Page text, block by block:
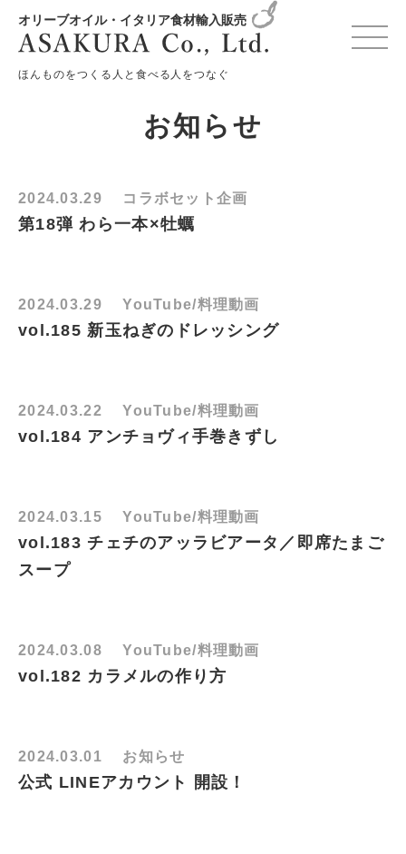
オリーブオイル・イタリア食材輸入販売
ほんものをつくる人と食べる人をつなぐ
HOME お知らせ 月別: 2024年3月
お知らせ
2024.03.29 コラボセット企画
第18弾 わら一本×牡蠣
2024.03.29 YouTube/料理動画
vol.185 新玉ねぎのドレッシング
2024.03.22 YouTube/料理動画
vol.184 アンチョヴィ手巻きずし
2024.03.15 YouTube/料理動画
vol.183 チェチのアッラビアータ／即席たまご
スープ
2024.03.08 YouTube/料理動画
vol.182 カラメルの作り方
2024.03.01 お知らせ
公式 LINEアカウント 開設！